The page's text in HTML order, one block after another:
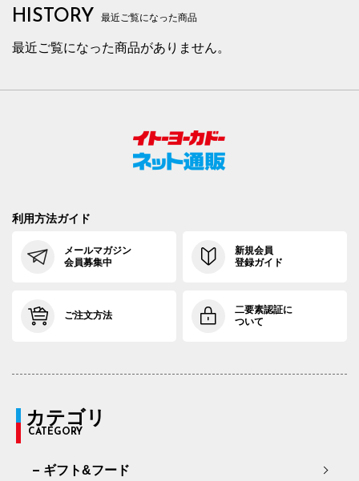
HISTORY 最近ご覧になった商品
最近ご覧になった商品がありません。
利用方法ガイド
メールマガジン
会員募集中
新規会員
登録ガイド
ご注文方法
二要素認証に
ついて
カテゴリ
CATEGORY
ギフト&フード